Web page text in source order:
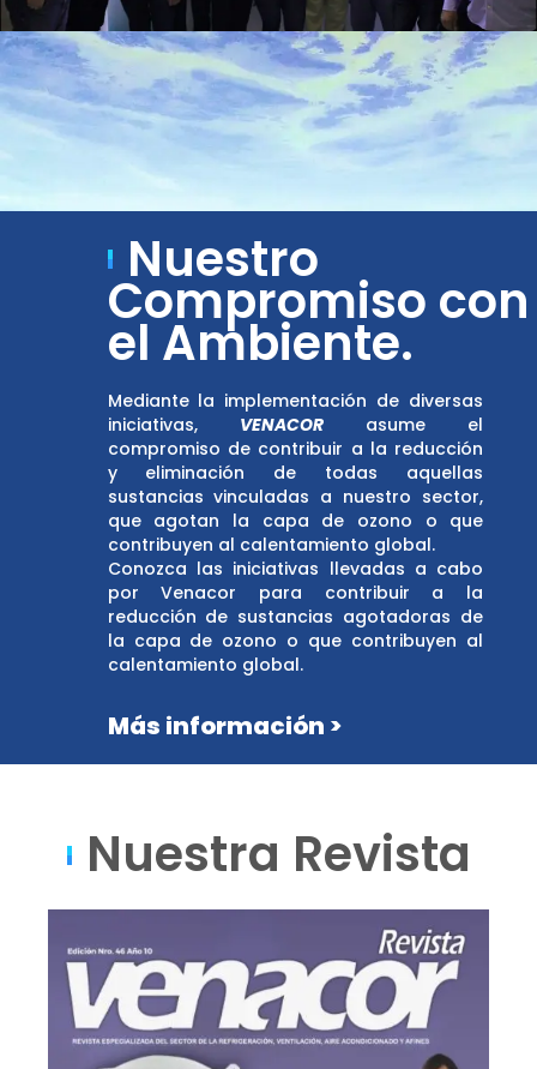
Nuestro
Compromiso con
el Ambiente.
Mediante la implementación de diversas
iniciativas, VENACORasume el
compromiso de contribuir a la reducción
y eliminación de todas aquellas
sustancias vinculadas a nuestro sector,
que agotan la capa de ozono o que
contribuyen al calentamiento global.
Conozca las iniciativas llevadas a cabo
por Venacor para contribuir a la
reducción de sustancias agotadoras de
la capa de ozono o que contribuyen al
calentamiento global.
Más información >
Nuestra Revista